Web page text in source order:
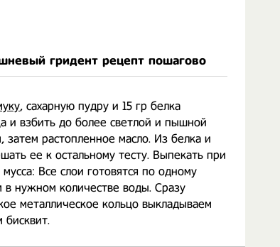
гридент рецепт пошагово
, сахарную пудру и 15 гр белка
и взбить до более светлой и пышной
растопленное масло. Из белка и
ее к остальному тесту. Выпекать при
Все слои готовятся по одному
нужном количестве воды. Сразу
металлическое кольцо выкладываем